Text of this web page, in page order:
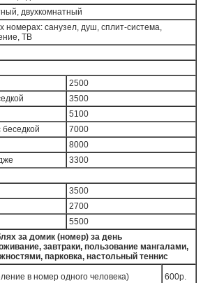
двухкомнатный
номерах: санузел, душ, сплит-система,
ТВ
2500
3500
5100
7000
8000
3300
3500
2700
5500
за домик (номер) за день
завтраки, пользование мангалами,
парковка, настольный теннис
в номер одного человека) 600р.